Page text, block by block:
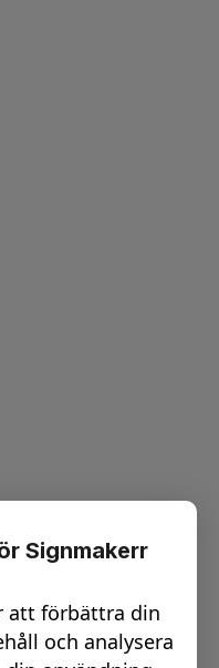
Signmakerr
att förbättra din
och analysera